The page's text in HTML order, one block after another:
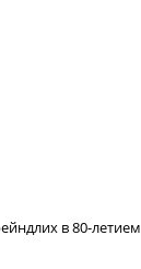
в 80-летием